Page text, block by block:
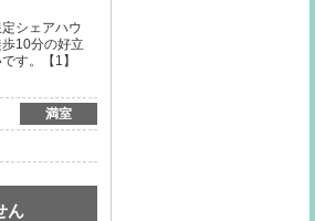
シェアハウ
10分の好立
す。【1】
満室
ん